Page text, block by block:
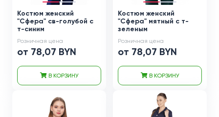
Костюм женский
"Сфера" св-голубой с
т-синим
Розничная цена
от 78,07 BYN
В КОРЗИНУ
Костюм женский
"Сфера" мятный с т-
зеленым
Розничная цена
от 78,07 BYN
В КОРЗИНУ